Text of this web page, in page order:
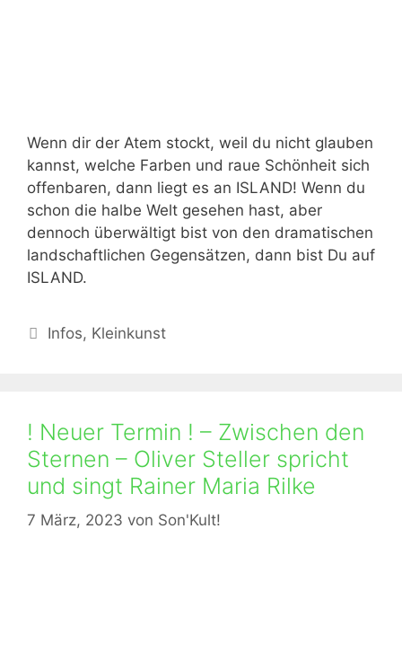
Wenn dir der Atem stockt, weil du nicht glauben
kannst, welche Farben und raue Schönheit sich
offenbaren, dann liegt es an ISLAND! Wenn du
schon die halbe Welt gesehen hast, aber
dennoch überwältigt bist von den dramatischen
landschaftlichen Gegensätzen, dann bist Du auf
ISLAND.
Kategorien
Infos, Kleinkunst
! Neuer Termin ! – Zwischen den
Sternen – Oliver Steller spricht
und singt Rainer Maria Rilke
7 März, 2023 von Son'Kult!